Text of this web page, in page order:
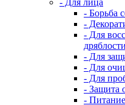
- Для лица
- Борьба
-
- Для
- Для
- Для
- Для
- Защита
-